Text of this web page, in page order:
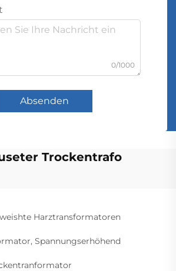
0/1000
Absenden
Trockentrafo
Harztransformatoren
Spannungserhöhend